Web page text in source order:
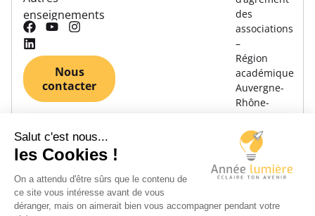
enseignements
Nous
contacter
des
associations
–
Région
académique
Auvergne-
Rhône-